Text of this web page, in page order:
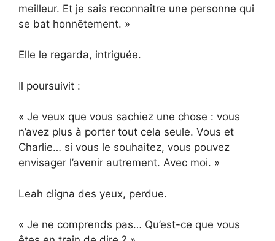
meilleur. Et je sais reconnaître une personne qui
se bat honnêtement. »
Elle le regarda, intriguée.
Il poursuivit :
« Je veux que vous sachiez une chose : vous
n’avez plus à porter tout cela seule. Vous et
Charlie… si vous le souhaitez, vous pouvez
envisager l’avenir autrement. Avec moi. »
Leah cligna des yeux, perdue.
« Je ne comprends pas… Qu’est-ce que vous